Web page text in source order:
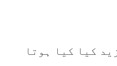
کیا کیا ہوتا